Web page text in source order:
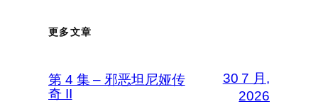
更多文章
第 4 集 – 邪恶坦尼娅传
奇 II
30 7 月,
2026